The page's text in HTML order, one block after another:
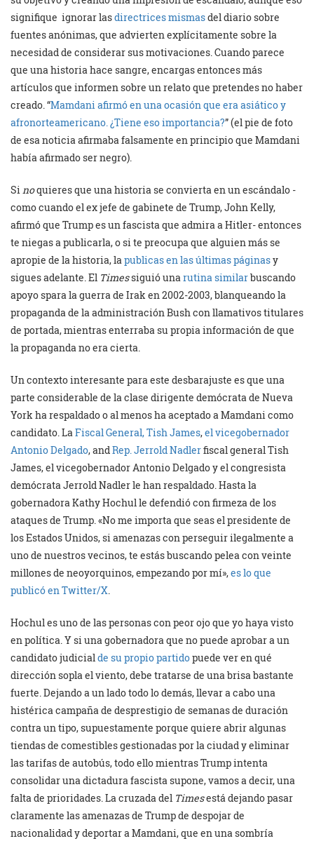
signifique ignorar lasdirectrices mismasdel diario sobre
fuentes anónimas, que advierten explícitamente sobre la
necesidad de considerar sus motivaciones. Cuando parece
que una historia hace sangre, encargas entonces más
artículos que informen sobre un relato que pretendes no haber
creado. “Mamdani afirmó en una ocasión que era asiático y
afronorteamericano. ¿Tiene eso importancia?” (el pie de foto
de esa noticia afirmaba falsamente en principio que Mamdani
había afirmado ser negro).
Sinoquieres que una historia se convierta en un escándalo -
como cuando el ex jefe de gabinete de Trump, John Kelly,
afirmó que Trump es un fascista que admira a Hitler- entonces
te niegas a publicarla, o si te preocupa que alguien más se
apropie de la historia, lapublicas en las últimas páginasy
sigues adelante. El Timessiguió unarutina similarbuscando
apoyo spara la guerra de Irak en 2002-2003, blanqueando la
propaganda de la administración Bush con llamativos titulares
de portada, mientras enterraba su propia información de que
la propaganda no era cierta.
Un contexto interesante para este desbarajuste es que una
parte considerable de la clase dirigente demócrata de Nueva
York ha respaldado o al menos ha aceptado a Mamdani como
candidato. LaFiscal General, Tish James,el vicegobernador
Antonio Delgado, andRep. Jerrold Nadlerfiscal general Tish
James, el vicegobernador Antonio Delgado y el congresista
demócrata Jerrold Nadler le han respaldado. Hasta la
gobernadora Kathy Hochul le defendió con firmeza de los
ataques de Trump. «No me importa que seas el presidente de
los Estados Unidos, si amenazas con perseguir ilegalmente a
uno de nuestros vecinos, te estás buscando pelea con veinte
millones de neoyorquinos, empezando por mí»,es lo que
publicó en Twitter/X.
Hochul es uno de las personas con peor ojo que yo haya visto
en política. Y si una gobernadora que no puede aprobar a un
candidato judicialde su propio partidopuede ver en qué
dirección sopla el viento, debe tratarse de una brisa bastante
fuerte. Dejando a un lado todo lo demás, llevar a cabo una
histérica campaña de desprestigio de semanas de duración
contra un tipo, supuestamente porque quiere abrir algunas
tiendas de comestibles gestionadas por la ciudad y eliminar
las tarifas de autobús, todo ello mientras Trump intenta
consolidar una dictadura fascista supone, vamos a decir, una
falta de prioridades. La cruzada del Timesestá dejando pasar
claramente las amenazas de Trump de despojar de
nacionalidad y deportar a Mamdani, que en una sombría